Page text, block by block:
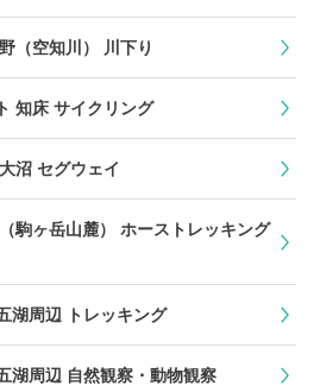
（空知川） 川下り
知床 サイクリング
沼 セグウェイ
駒ヶ岳山麓） ホーストレッキング
湖周辺 トレッキング
湖周辺 自然観察・動物観察